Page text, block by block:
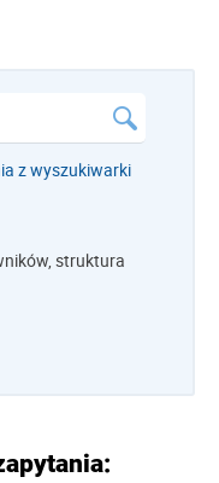
z wyszukiwarki
struktura